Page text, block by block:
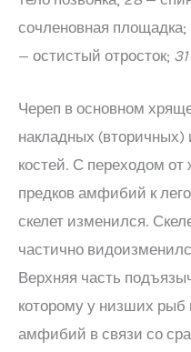
сочленовная площадка;
— остистый отросток; 31
Череп в основном
накладных
костей. С переходом
предков амфибий к
скелет изменился.
частично
Верхняя часть
которому у низших рыб
амфибий в связи со